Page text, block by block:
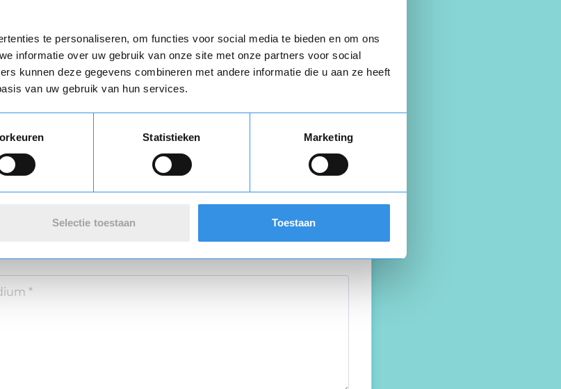
te personaliseren, om functies voor social media te bieden en om ons
informatie over uw gebruik van onze site met onze partners voor social
kunnen deze gegevens combineren met andere informatie die u aan ze heeft
van uw gebruik van hun services.
Statistieken Marketing
Selectie toestaan Toestaan
Preludium